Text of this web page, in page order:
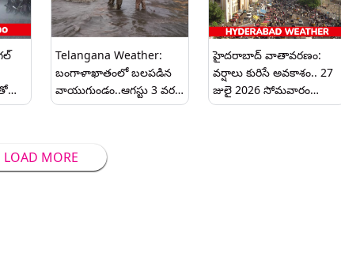
Telangana Weather:
బంగాళాఖాతంలో బలపడిన
వాయుగుండం..ఆగస్టు 3 వరకు
తెలంగాణలో వర్షాలు.. ఐటీ
హైదరాబాద్‌ వాతావరణం:
వర్షాలు కురిసే అవకాశం.. 27
జులై 2026 సోమవారం
ఉష్ణోగ్రత 29°Cకి చేరే అవకాశం
LOAD MORE